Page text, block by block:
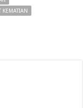
KEMATIAN